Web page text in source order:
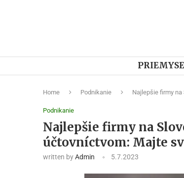
Home Podnikanie Najlepšie firmy
Podnikanie
Najlepšie firmy na
účtovníctvom: Majte
written byAdmin 5.7.2023